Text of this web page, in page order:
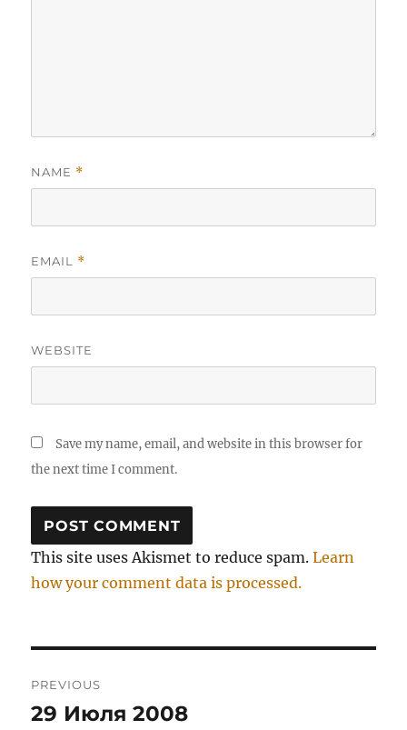
NAME *
EMAIL *
WEBSITE
Save my name, email, and website in this browser for
the next time I comment.
This site uses Akismet to reduce spam.Learn
how your comment data is processed.
navigation
PREVIOUS
Previous
29 Июля 2008